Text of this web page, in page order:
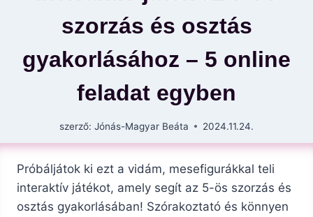
szorzás és osztás
gyakorlásához – 5 online
feladat egyben
szerző: Jónás-Magyar Beáta 2024.11.24.
Próbáljátok ki ezt a vidám, mesefigurákkal teli
interaktív játékot, amely segít az 5-ös szorzás és
osztás gyakorlásában! Szórakoztató és könnyen